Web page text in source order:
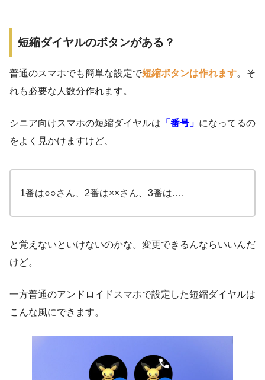
短縮ダイヤルのボタンがある？
普通のスマホでも簡単な設定で短縮ボタンは作れます。そ
れも必要な人数分作れます。
シニア向けスマホの短縮ダイヤルは 「番号」 になってるの
をよく見かけますけど、
1番は○○さん、2番は××さん、3番は….
と覚えないといけないのかな。変更できるんならいいんだ
けど。
一方普通のアンドロイドスマホで設定した短縮ダイヤルは
こんな風にできます。